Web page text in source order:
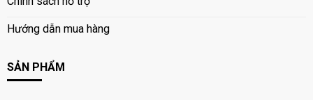
Hướng dẫn mua hàng
SẢN PHẨM